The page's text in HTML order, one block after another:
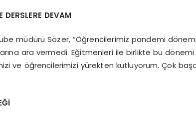
DERSLERE DEVAM
müdürü Sözer, “Öğrencilerimiz pandemi
ara vermedi. Eğitmenleri ile birlikte bu dönemi
ve öğrencilerimizi yürekten kutluyorum. Çok